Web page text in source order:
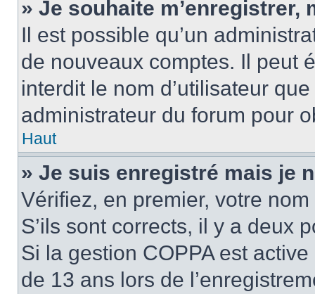
» Je souhaite m’enregistrer,
Il est possible qu’un
de nouveaux comptes. Il peut
interdit le nom d’utilisateur
administrateur du forum pour
Haut
» Je suis enregistré mais je
Vérifiez, en premier, votre
S’ils sont corrects, il y a deux
Si la gestion COPPA est
de 13 ans lors de